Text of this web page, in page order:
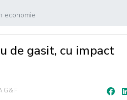
economie
de gasit, cu impact